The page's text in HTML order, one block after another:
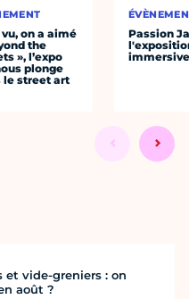
vu, on a aimé
the
», l’expo
plonge
le street art
Passion
et vide-greniers : on
août ?